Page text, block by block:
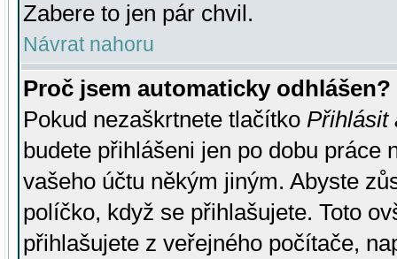
Zabere to jen pár chvil.
Návrat nahoru
Proč jsem automaticky odhlášen?
Pokud nezaškrtnete tlačítko Přihlásit
budete přihlášeni jen po dobu práce
vašeho účtu někým jiným. Abyste
políčko, když se přihlašujete. Toto
přihlašujete z veřejného počítače,